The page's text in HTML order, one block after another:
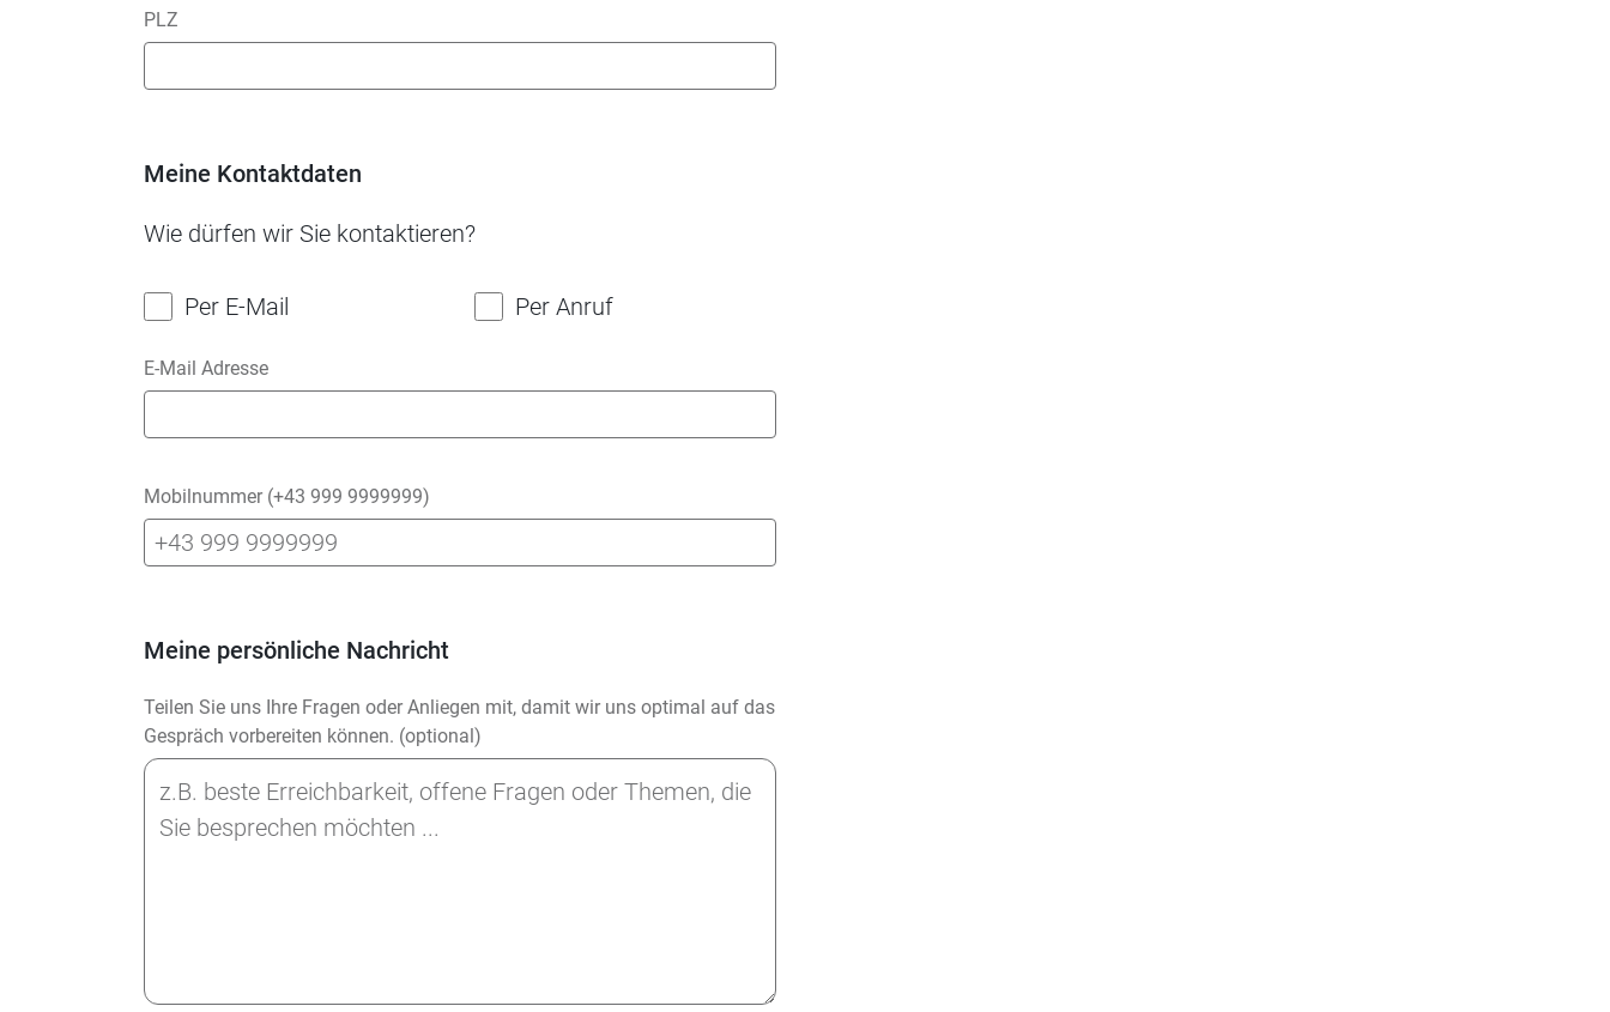
PLZ
Meine Kontaktdaten
Wie dürfen wir Sie kontaktieren?
Per E-Mail Per Anruf
E-Mail Adresse
Mobilnummer (+43 999 9999999)
Meine persönliche Nachricht
Teilen Sie uns Ihre Fragen oder Anliegen mit, damit wir uns optimal auf das
Gespräch vorbereiten können. (optional)